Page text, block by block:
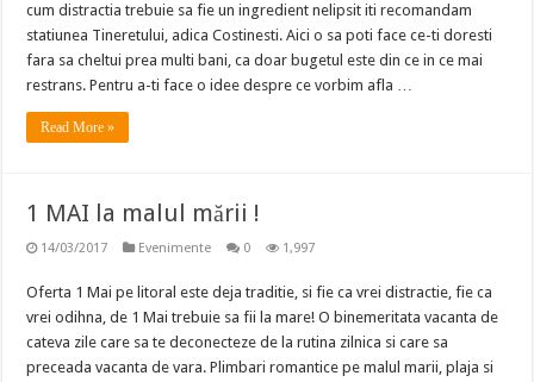
cum distractia trebuie sa fie un ingredient nelipsit iti recomandam
statiunea Tineretului, adica Costinesti. Aici o sa poti face ce-ti doresti
fara sa cheltui prea multi bani, ca doar bugetul este din ce in ce mai
restrans. Pentru a-ti face o idee despre ce vorbim afla …
Read More »
1 MAI la malul mării !
14/03/2017 Evenimente 0 1,997
Oferta 1 Mai pe litoral este deja traditie, si fie ca vrei distractie, fie ca
vrei odihna, de 1 Mai trebuie sa fii la mare! O binemeritata vacanta de
cateva zile care sa te deconecteze de la rutina zilnica si care sa
preceada vacanta de vara. Plimbari romantice pe malul marii, plaja si